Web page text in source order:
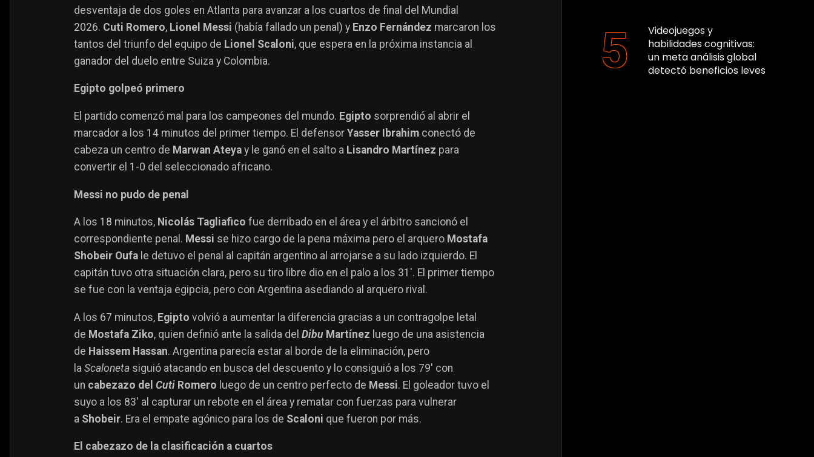
desventaja de dos goles en Atlanta para avanzar a los cuartos de final del Mundial
2026. Cuti Romero, Lionel Messi (había fallado un penal) y Enzo Fernández marcaron los
tantos del triunfo del equipo de Lionel Scaloni, que espera en la próxima instancia al
ganador del duelo entre Suiza y Colombia.
Egipto golpeó primero
El partido comenzó mal para los campeones del mundo. Egipto sorprendió al abrir el
marcador a los 14 minutos del primer tiempo. El defensor Yasser Ibrahim conectó de
cabeza un centro de Marwan Ateya y le ganó en el salto a Lisandro Martínez para
convertir el 1-0 del seleccionado africano.
Messi no pudo de penal
A los 18 minutos, Nicolás Tagliafico fue derribado en el área y el árbitro sancionó el
correspondiente penal. Messi se hizo cargo de la pena máxima pero el arquero Mostafa
Shobeir Oufa le detuvo el penal al capitán argentino al arrojarse a su lado izquierdo. El
capitán tuvo otra situación clara, pero su tiro libre dio en el palo a los 31′. El primer tiempo
se fue con la ventaja egipcia, pero con Argentina asediando al arquero rival.
A los 67 minutos, Egipto volvió a aumentar la diferencia gracias a un contragolpe letal
de Mostafa Ziko, quien definió ante la salida del Dibu Martínez luego de una asistencia
de Haissem Hassan. Argentina parecía estar al borde de la eliminación, pero
la Scaloneta siguió atacando en busca del descuento y lo consiguió a los 79′ con
un cabezazo del Cuti Romero luego de un centro perfecto de Messi. El goleador tuvo el
suyo a los 83′ al capturar un rebote en el área y rematar con fuerzas para vulnerar
a Shobeir. Era el empate agónico para los de Scaloni que fueron por más.
El cabezazo de la clasificación a cuartos
Videojuegos y
habilidades cognitivas:
un meta análisis global
detectó beneficios leves